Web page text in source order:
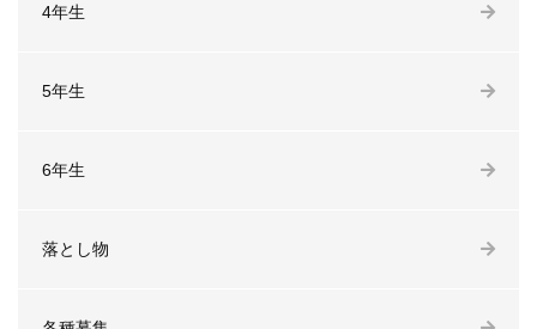
4年生
5年生
6年生
落とし物